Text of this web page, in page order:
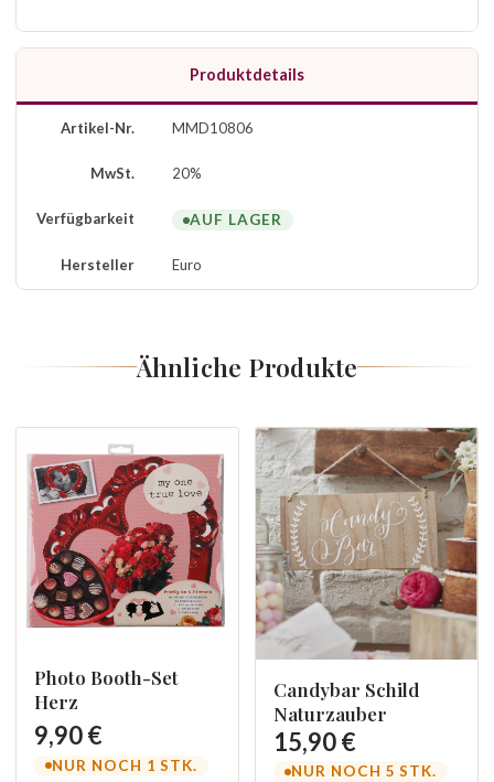
Produktdetails
Artikel-Nr. MMD10806
MwSt. 20%
Verfügbarkeit AUF LAGER
Hersteller Euro
Ähnliche Produkte
Photo Booth-Set
Herz
9,90 €
NUR NOCH 1 STK.
Candybar Schild
Naturzauber
15,90 €
NUR NOCH 5 STK.